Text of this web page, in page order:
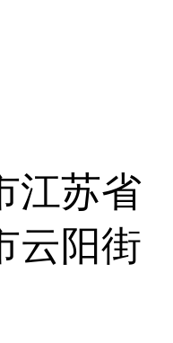
江苏省
云阳街